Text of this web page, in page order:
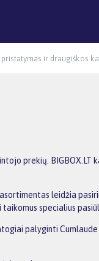
ir draugiškos
prekių.
leidžia
specialius
palyginti